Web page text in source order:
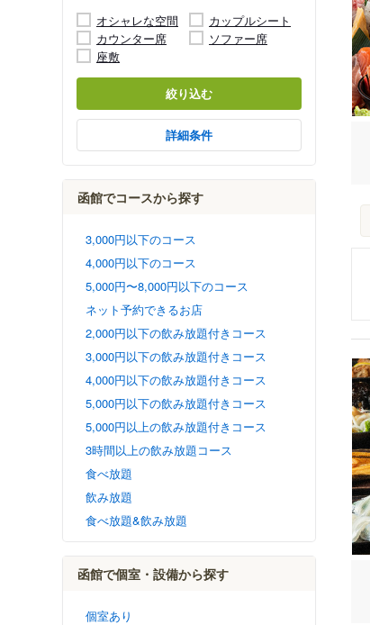
オシャレな空間
カップルシート
カウンター席
ソファー席
座敷
絞り込む
詳細条件
函館でコースから探す
3,000円以下のコース
4,000円以下のコース
5,000円〜8,000円以下のコース
ネット予約できるお店
2,000円以下の飲み放題付きコース
3,000円以下の飲み放題付きコース
4,000円以下の飲み放題付きコース
5,000円以下の飲み放題付きコース
5,000円以上の飲み放題付きコース
3時間以上の飲み放題コース
食べ放題
飲み放題
食べ放題&飲み放題
函館で個室・設備から探す
個室あり